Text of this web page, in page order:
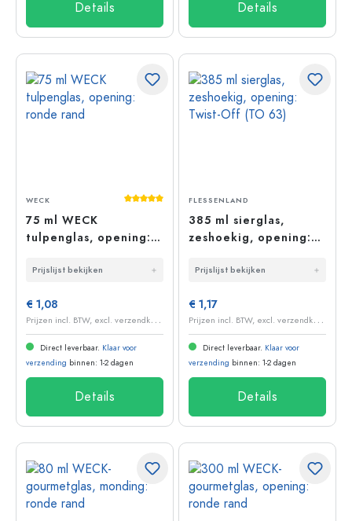
Details Details
Gemiddelde waardering van 5 van 5
WECK
75 ml WECK
tulpenglas, opening:
Prijslijst bekijken
€ 1,08
P
rijzen incl. BTW, excl. verzendkosten
Direct leverbaar. Klaar voor
verzending binnen: 1-2 dagen
Details
FLESSENLAND
385 ml sierglas,
zeshoekig, opening:
Prijslijst bekijken
€ 1,17
P
rijzen incl. BTW, excl. verzendkosten
Direct leverbaar. Klaar voor
verzending binnen: 1-2 dagen
Details